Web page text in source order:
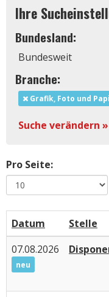
Ihre
Bundesland:
Bundesweit
Branche:
Grafik, Foto und
Suche verändern »
Pro Seite:
Datum Stelle
07.08.2026
neu